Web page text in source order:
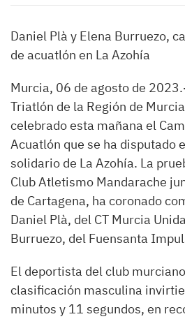
Daniel Plà y Elena Burruezo,
de acuatlón en La Azohía
Murcia, 06 de agosto de
Triatlón de la Región de
celebrado esta mañana el
Acuatlón que se ha disputado
solidario de La Azohía. La
Club Atletismo Mandarache
de Cartagena, ha coronado
Daniel Plà, del CT Murcia
Burruezo, del Fuensanta
El deportista del club
clasificación masculina
minutos y 11 segundos, en